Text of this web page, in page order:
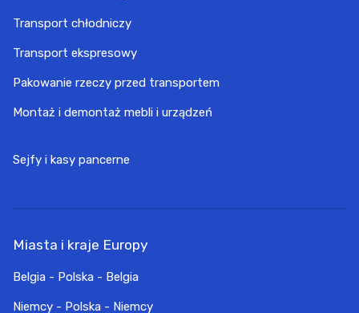
Transport chłodniczy
Transport ekspresowy
Pakowanie rzeczy przed transportem
Montaż i demontaż mebli i urządzeń
Sejfy i kasy pancerne
Miasta i kraje Europy
Belgia - Polska - Belgia
Niemcy - Polska - Niemcy